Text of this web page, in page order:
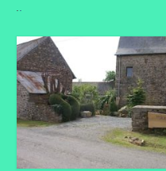
Portes ouvertes
Visites de jardins
Autres
Flore et faune